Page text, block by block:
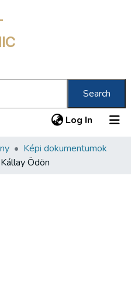
Search
Log In (current)
Képi dokumentumok
Kállay Ödön